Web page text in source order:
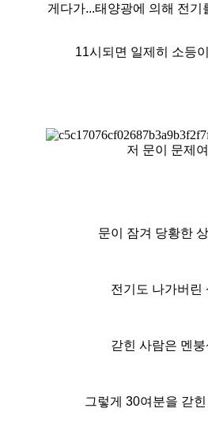
게다가...태양광에 의해 전기
11시되면 일제히 소등
저 문이 문제
문이 잠겨 당황한
전기도 나가버린
갇힌 사람은 멘붕
그렇게 30여분을 갇